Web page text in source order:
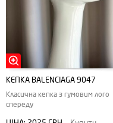
КЕПКА BALENCIAGA 9047
Класична кепка з гумовим лого
спереду